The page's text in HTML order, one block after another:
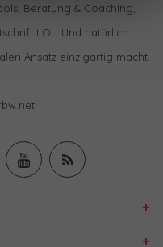
Beratung & Coaching,
LO… Und natürlich
Ansatz einzigartig macht.